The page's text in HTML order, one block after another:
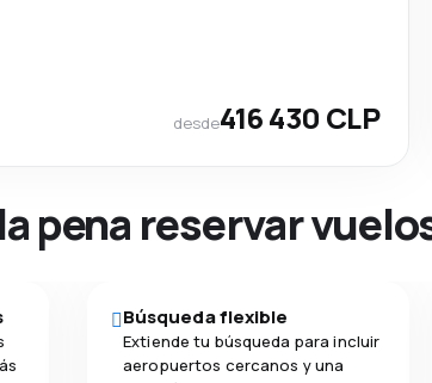
desde416 430 CLP
pena reservar
Búsqueda flexible
Extiende tu búsqueda para incluir
aeropuertos cercanos y una